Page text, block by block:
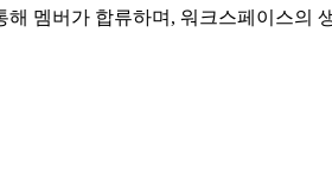
멤버가 합류하며, 워크스페이스의